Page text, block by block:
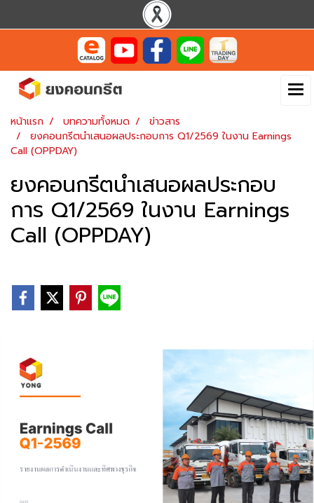
หน้าแรก บทความทั้งหมด
ข่าวสาร
ยงคอนกรีตนำเสนอผลประกอบการ Q1/2569 ในงาน Earnings
Call (OPPDAY)
ยงคอนกรีตนำเสนอผลประกอบ
การ Q1/2569 ในงาน Earnings
Call (OPPDAY)